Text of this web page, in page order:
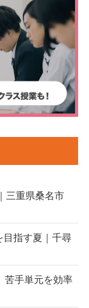
三重県桑名市
目指す夏｜千尋
苦手単元を効率